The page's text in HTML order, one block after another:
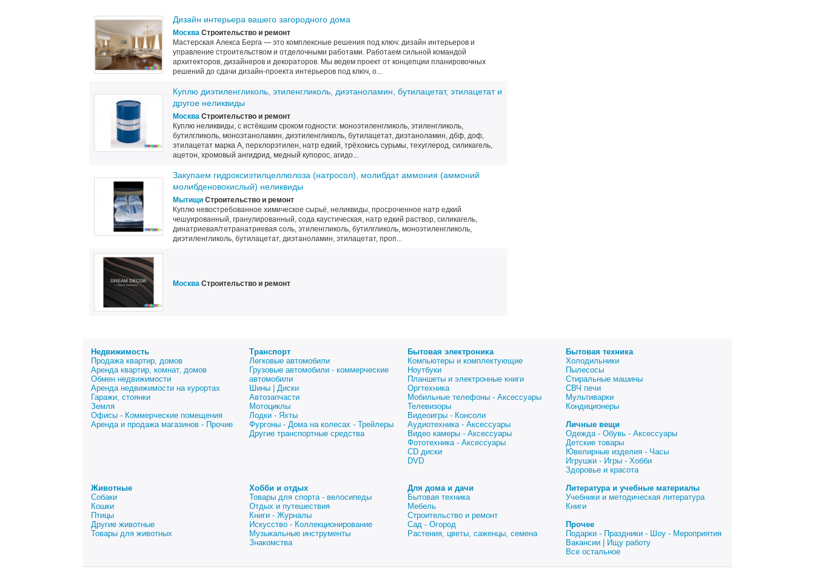
Дизайн интерьера вашего загородного дома
Москва Строительство и ремонт
Мастерская Алекса Берга — это комплексные решения под ключ: дизайн интерьеров и
управление строительством и отделочными работами. Работаем сильной командой
архитекторов, дизайнеров и декораторов. Мы ведем проект от концепции планировочных
решений до сдачи дизайн-проекта интерьеров под ключ, о...
Куплю диэтиленгликоль, этиленгликоль, диэтаноламин, бутилацетат, этилацетат и
другое неликвиды
Москва Строительство и ремонт
Куплю неликвиды, с истёкшим сроком годности: моноэтиленгликоль, этиленгликоль,
бутилгликоль, моноэтаноламин, диэтиленгликоль, бутилацетат, диэтаноламин, дбф, доф,
этилацетат марка А, перхлорэтилен, натр едкий, трёхокись сурьмы, техуглерод, силикагель,
ацетон, хромовый ангидрид, медный купорос, агидо...
Закупаем гидроксиэтилцеллюлоза (натросол), молибдат аммония (аммоний
молибденовокислый) неликвиды
Мытищи Строительство и ремонт
Куплю невостребованное химическое сырьё, неликвиды, просроченное натр едкий
чешуированный, гранулированный, сода каустическая, натр едкий раствор, силикагель,
динатриевая/тетранатриевая соль, этиленгликоль, бутилгликоль, моноэтиленгликоль,
диэтиленгликоль, бутилацетат, диэтаноламин, этилацетат, проп...
Москва Строительство и ремонт
Недвижимость
Продажа квартир, домов
Аренда квартир, комнат, домов
Обмен недвижимости
Аренда недвижимости на курортах
Гаражи, стоянки
Земля
Офисы - Коммерческие помещения
Аренда и продажа магазинов - Прочие
Транспорт
Легковые автомобили
Грузовые автомобили - коммерческие
автомобили
Шины | Диски
Автозапчасти
Мотоциклы
Лодки - Яхты
Фургоны - Дома на колесах - Трейлеры
Другие транспортные средства
Бытовая электроника
Компьютеры и комплектующие
Ноутбуки
Планшеты и электронные книги
Оргтехника
Мобильные телефоны - Аксессуары
Телевизоры
Видеоигры - Консоли
Аудиотехника - Аксессуары
Видео камеры - Аксессуары
Фототехника - Аксессуары
CD диски
DVD
Бытовая техника
Холодильники
Пылесосы
Стиральные машины
СВЧ печи
Мультиварки
Кондиционеры
Личные вещи
Одежда - Обувь - Аксессуары
Детские товары
Ювелирные изделия - Часы
Игрушки - Игры - Хобби
Здоровье и красота
Животные
Собаки
Кошки
Птицы
Другие животные
Товары для животных
Хобби и отдых
Товары для спорта - велосипеды
Отдых и путешествия
Книги - Журналы
Искусство - Коллекционирование
Музыкальные инструменты
Знакомства
Для дома и дачи
Бытовая техника
Мебель
Строительство и ремонт
Сад - Огород
Растения, цветы, саженцы, семена
Литература и учебные материалы
Учебники и методическая литература
Книги
Прочее
Подарки - Праздники - Шоу - Мероприятия
Вакансии | Ищу работу
Все остальное